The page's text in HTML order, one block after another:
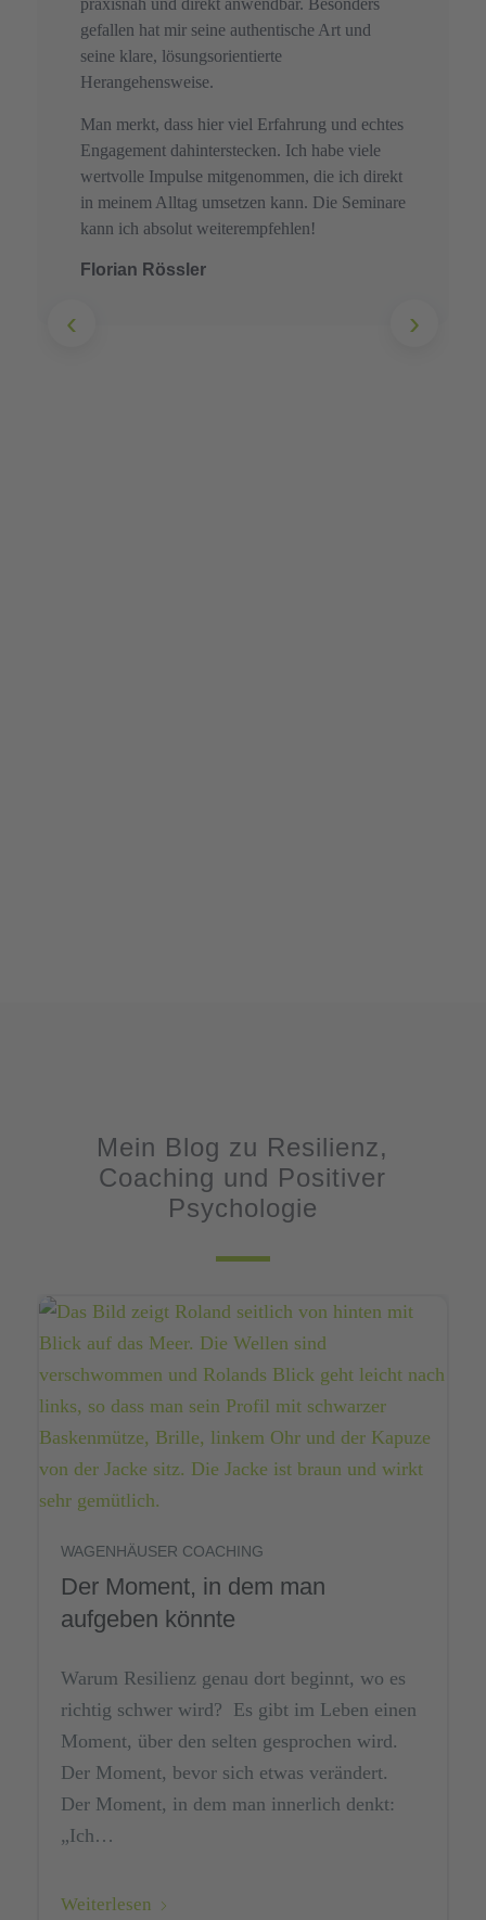
gefallen hat mir seine authentische Art und
seine klare, lösungsorientierte
Herangehensweise.
Man merkt, dass hier viel Erfahrung und echtes
Engagement dahinterstecken. Ich habe viele
wertvolle Impulse mitgenommen, die ich direkt
in meinem Alltag umsetzen kann. Die Seminare
kann ich absolut weiterempfehlen!
Florian Rössler
‹ ›
Mein Blog zu Resilienz,
Coaching und Positiver
Psychologie
Der Moment, in dem man
aufgeben könnte
WAGENHÄUSER COACHING
Warum Resilienz genau dort beginnt, wo es
richtig schwer wird? Es gibt im Leben einen
Moment, über den selten gesprochen wird.
Der Moment, bevor sich etwas verändert.
Der Moment, in dem man innerlich denkt:
„Ich…
Weiterlesen